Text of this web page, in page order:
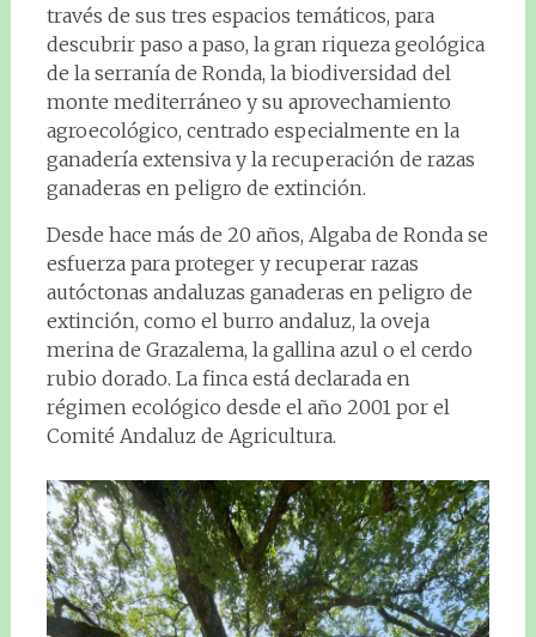
través de sus tres espacios temáticos, para
descubrir paso a paso, la gran riqueza geológica
de la serranía de Ronda, la biodiversidad del
monte mediterráneo y su aprovechamiento
agroecológico, centrado especialmente en la
ganadería extensiva y la recuperación de razas
ganaderas en peligro de extinción.
Desde hace más de 20 años, Algaba de Ronda se
esfuerza para proteger y recuperar razas
autóctonas andaluzas ganaderas en peligro de
extinción, como el burro andaluz, la oveja
merina de Grazalema, la gallina azul o el cerdo
rubio dorado. La finca está declarada en
régimen ecológico desde el año 2001 por el
Comité Andaluz de Agricultura.